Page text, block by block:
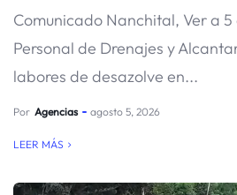
Comunicado Nanchital, Ver a
Personal de Drenajes y
labores de desazolve en...
Por Agencias agosto 5, 2026
LEER MÁS